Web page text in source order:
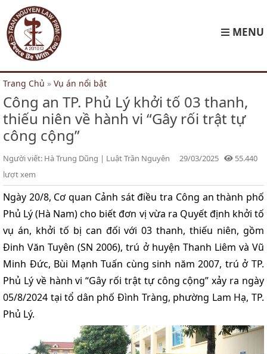
MENU
Trang Chủ » Vụ án nổi bật
Công an TP. Phủ Lý khởi tố 03 thanh,
thiếu niên về hành vi “Gây rối trật tự
công cộng”
Người viết: Hà Trung Dũng | Luật Trần Nguyên 29/03/2025
55.440
lượt xem
Ngày 20/8, Cơ quan Cảnh sát điều tra Công an thành phố
Phủ Lý (Hà Nam) cho biết đơn vị vừa ra Quyết định khởi tố
vụ án, khởi tố bị can đối với 03 thanh, thiếu niên, gồm
Đinh Văn Tuyên (SN 2006), trú ở huyện Thanh Liêm và Vũ
Minh Đức, Bùi Mạnh Tuấn cùng sinh năm 2007, trú ở TP.
Phủ Lý về hành vi “Gây rối trật tự công cộng” xảy ra ngày
05/8/2024 tại tổ dân phố Đình Tràng, phường Lam Hạ, TP.
Phủ Lý.